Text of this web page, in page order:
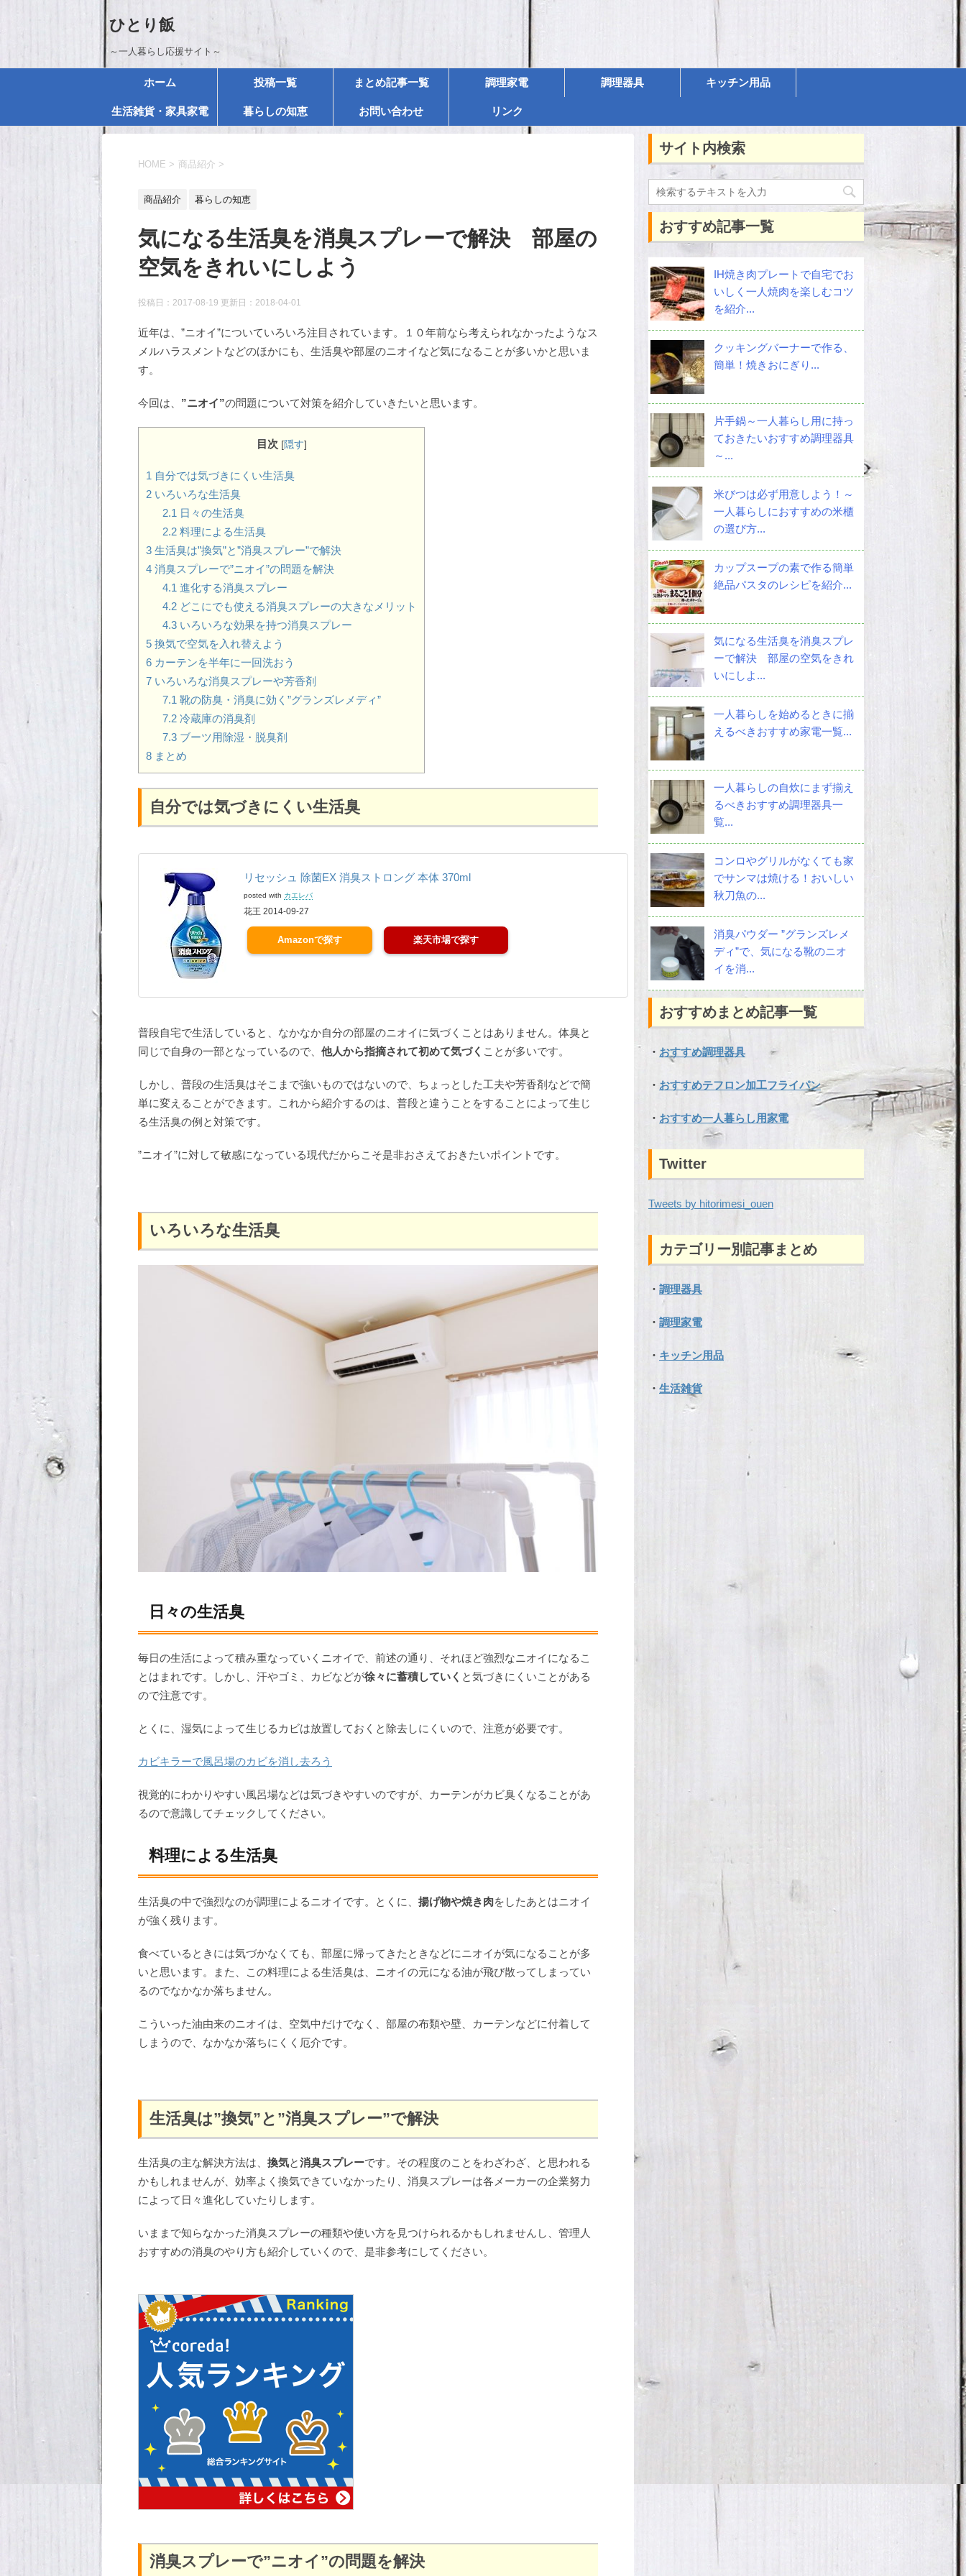
ひとり飯
～一人暮らし応援サイト～
ホーム 投稿一覧 まとめ記事一覧 調理家電 調理器具 キッチン用品
生活雑貨・家具家電 暮らしの知恵 お問い合わせ リンク
HOME > 商品紹介 >
商品紹介 暮らしの知恵
気になる生活臭を消臭スプレーで解決 部屋の
空気をきれいにしよう
投稿日：2017-08-19 更新日： 2018-04-01
近年は、”ニオイ”についていろいろ注目されています。１０年前なら考えられなかったようなス
メルハラスメントなどのほかにも、生活臭や部屋のニオイなど気になることが多いかと思いま
す。
今回は、 ”ニオイ”の問題について対策を紹介していきたいと思います。
目次 [隠す]
1 自分では気づきにくい生活臭
2 いろいろな生活臭
2.1日々の生活臭
2.2料理による生活臭
3 生活臭は”換気”と”消臭スプレー”で解決
4 消臭スプレーで”ニオイ”の問題を解決
4.1進化する消臭スプレー
4.2どこにでも使える消臭スプレーの大きなメリット
4.3いろいろな効果を持つ消臭スプレー
5 換気で空気を入れ替えよう
6 カーテンを半年に一回洗おう
7 いろいろな消臭スプレーや芳香剤
7.1靴の防臭・消臭に効く”グランズレメディ”
7.2冷蔵庫の消臭剤
7.3ブーツ用除湿・脱臭剤
8 まとめ
自分では気づきにくい生活臭
リセッシュ 除菌EX 消臭ストロング 本体 370ml
posted with カエレバ
花王 2014-09-27
Amazon 楽天市場
普段自宅で生活していると、なかなか自分の部屋のニオイに気づくことはありません。体臭と
同じで自身の一部となっているので、 他人から指摘されて初めて気づく ことが多いです。
しかし、普段の生活臭はそこまで強いものではないので、ちょっとした工夫や芳香剤などで簡
単に変えることができます。これから紹介するのは、普段と違うことをすることによって生じ
る生活臭の例と対策です。
”ニオイ”に対して敏感になっている現代だからこそ是非おさえておきたいポイントです。
いろいろな生活臭
日々の生活臭
毎日の生活によって積み重なっていくニオイで、前述の通り、それほど強烈なニオイになるこ
とはまれです。しかし、汗やゴミ、カビなどが徐々に蓄積していく と気づきにくいことがある
ので注意です。
とくに、湿気によって生じるカビは放置しておくと除去しにくいので、注意が必要です。
カビキラーで風呂場のカビを消し去ろう
視覚的にわかりやすい風呂場などは気づきやすいのですが、カーテンがカビ臭くなることがあ
るので意識してチェックしてください。
料理による生活臭
生活臭の中で強烈なのが調理によるニオイです。とくに、 揚げ物や焼き肉をしたあとはニオイ
が強く残ります。
食べているときには気づかなくても、部屋に帰ってきたときなどにニオイが気になることが多
いと思います。また、この料理による生活臭は、ニオイの元になる油が飛び散ってしまってい
るのでなかなか落ちません。
こういった油由来のニオイは、空気中だけでなく、部屋の布類や壁、カーテンなどに付着して
しまうので、なかなか落ちにくく厄介です。
生活臭は”換気”と”消臭スプレー”で解決
生活臭の主な解決方法は、 換気と消臭スプレーです。その程度のことをわざわざ、と思われる
かもしれませんが、効率よく換気できていなかったり、消臭スプレーは各メーカーの企業努力
によって日々進化していたりします。
いままで知らなかった消臭スプレーの種類や使い方を見つけられるかもしれませんし、管理人
おすすめの消臭のやり方も紹介していくので、是非参考にしてください。
消臭スプレーで”ニオイ”の問題を解決
サイト内検索
おすすめ記事一覧
IH焼き肉プレートで自宅でお
いしく一人焼肉を楽しむコツ
を紹介...
クッキングバーナーで作る、
簡単！焼きおにぎり...
片手鍋～一人暮らし用に持っ
ておきたいおすすめ調理器具
～...
米びつは必ず用意しよう！～
一人暮らしにおすすめの米櫃
の選び方...
カップスープの素で作る簡単
絶品パスタのレシピを紹介...
気になる生活臭を消臭スプレ
ーで解決 部屋の空気をきれ
いにしよ...
一人暮らしを始めるときに揃
えるべきおすすめ家電一覧...
一人暮らしの自炊にまず揃え
るべきおすすめ調理器具一
覧...
コンロやグリルがなくても家
でサンマは焼ける！おいしい
秋刀魚の...
消臭パウダー ”グランズレメ
ディ”で、気になる靴のニオ
イを消...
おすすめまとめ記事一覧
・ おすすめ調理器具
・ おすすめテフロン加工フライパン
・ おすすめ一人暮らし用家電
Twitter
Tweets by hitorimesi_ouen
カテゴリー別記事まとめ
・ 調理器具
・ 調理家電
・ キッチン用品
・ 生活雑貨